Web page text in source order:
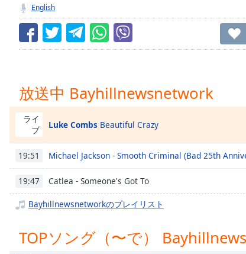
currently
behind
LIVE
Remaining
Time-
Playback
Rate
Chapters
Chapters
Descriptions
descriptions
English
放送中 Bayhillnewsnetwork
ライ
ブ
Luke Combs Beautiful Crazy
19:51 Michael Jackson - Smooth Criminal (Bad 25th
19:47 Catlea - Someone's Got To
Bayhillnewsnetworkのプレイリスト
TOPソング（〜で）